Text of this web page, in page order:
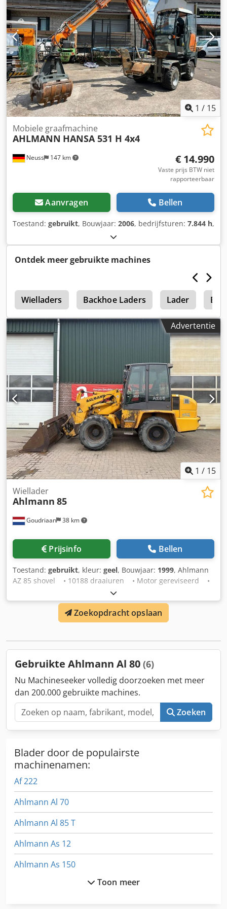
Hulphydrauliek met continu circuit, Hydraulische
koppelingen voor 1e extra circuit, Grammer comfort stoel,
Mitas 405/70 R18 banden, Opbergkist met deksel,
Werklampen achteraan, radiovoorbereiding, hydraulische
snelwissel, Standaard bak met gelaste snijkant en dus 1
kubieke meter, palletvork
1 / 15
Neuss 147 km
Mobiele graafmachine
AHLMANN HANSA 531 H 4x4
€ 14.990
Vaste prijs BTW niet
rapporteerbaar
Aanvragen Bellen
Toestand: gebruikt, Bouwjaar: 2006, bedrijfsturen: 7.844 h,
Ontdek meer gebruikte machines
Wielladers Backhoe Laders Lader
Advertentie
1 / 15
Goudriaan 38 km
Wiellader
Ahlmann 85
Prijsinfo Bellen
Toestand: gebruikt, kleur: geel, Bouwjaar: 1999, Ahlmann
AZ 85 shovel • 10188 draaiuren • Motor gereviseerd •
Brede banden Dwedpfjy Na H Nox Ancsa • Zwenk giek •
Bank en lepels • Kenteken • Zo uit het werk Staat:
Gebruikt Bouwjaar: 1999Zoekopdracht opslaan
Gebruikte Ahlmann Al 80 (6)
Nu Machineseeker volledig doorzoeken met meer
dan 200.000 gebruikte machines.
Zoeken
Blader door de populairste
machinenamen:
Af 222
Ahlmann Al 70
Ahlmann Al 85 T
Ahlmann As 12
Ahlmann As 150
Toon meer